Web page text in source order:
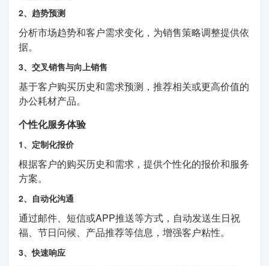
2、趋势预测
分析市场趋势和客户需求变化，为销售策略调整提供依
据。
3、交叉销售与向上销售
基于客户购买历史和需求预测，推荐相关或更高价值的
办公耗材产品。
个性化服务体验
1、定制化报价
根据客户的购买历史和需求，提供个性化的报价和服务
方案。
2、自动化沟通
通过邮件、短信或APP推送等方式，自动发送生日祝
福、节日问候、产品推荐等信息，增强客户粘性。
3、快速响应